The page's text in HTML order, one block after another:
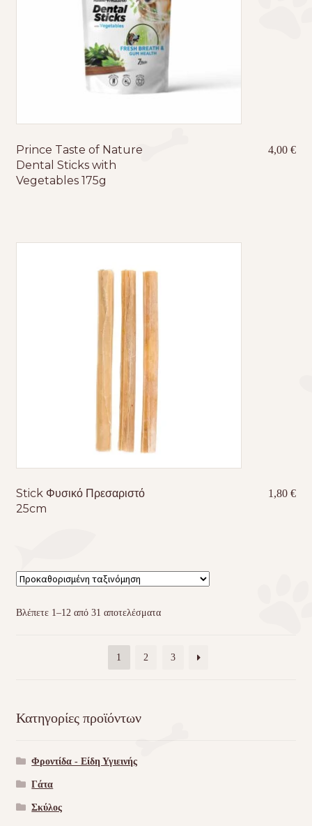
Prince Taste of Nature
Dental Sticks with
Vegetables 175g
4,00€
Stick Φυσικό Πρεσαριστό
25cm
1,80€
Βλέπετε 1–12 από 31 αποτελέσματα
1 2 3
Κατηγορίες προϊόντων
Φροντίδα - Είδη Υγιεινής
Γάτα
Σκύλος